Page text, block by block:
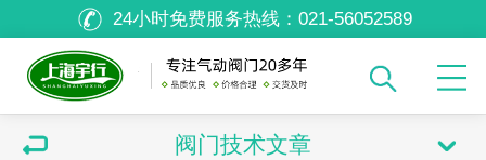
24小时免费服务热线： 021-56052589
阀门技术文章